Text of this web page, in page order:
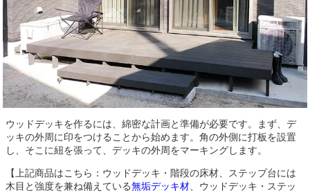
ウッドデッキを作るには、綿密な計画と準備が必要です。まず、デ
ッキの外周に印をつけることから始めます。角の外側に打板を設置
し、そこに紐を張って、デッキの外周をマーキングします。
【上記商品はこちら：ウッドデッキ・階段の床材、ステップ台には
木目と強度を兼ね備えている無垢デッキ材 、ウッドデッキ・ステッ